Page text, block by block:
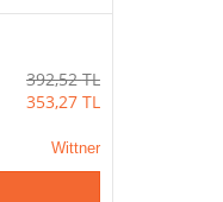
392,52 TL
353,27 TL
Wittner